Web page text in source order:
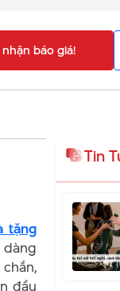
báo giá!
tặng
đầu
Tin